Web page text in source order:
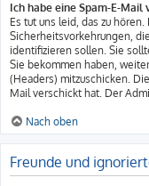
Ich habe eine Spam-E-
Es tut uns leid, das zu
Sicherheitsvorkehrungen,
identifizieren sollen. Sie
Sie bekommen haben,
(Headers) mitzuschicken.
Mail verschickt hat. Der
Nach oben
Freunde und